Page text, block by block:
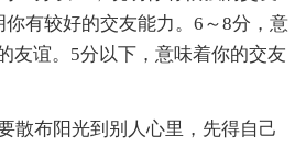
有较好的交友能力。6～8分，意
友谊。5分以下，意味着你的交友
散布阳光到别人心里，先得自己